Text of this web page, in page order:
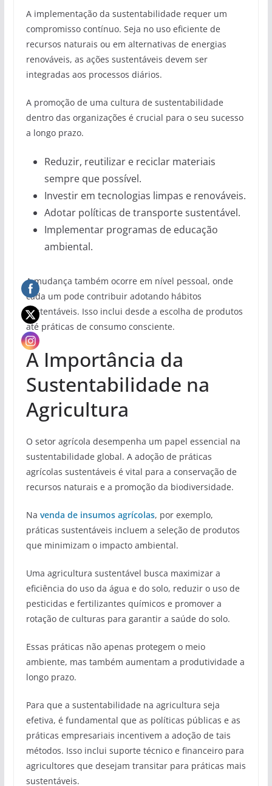
A implementação da sustentabilidade requer um
compromisso contínuo. Seja no uso eficiente de
recursos naturais ou em alternativas de energias
renováveis, as ações sustentáveis devem ser
integradas aos processos diários.
A promoção de uma cultura de sustentabilidade
dentro das organizações é crucial para o seu sucesso
a longo prazo.
Reduzir, reutilizar e reciclar materiais
sempre que possível.
Investir em tecnologias limpas e renováveis.
Adotar políticas de transporte sustentável.
Implementar programas de educação
ambiental.
A mudança também ocorre em nível pessoal, onde
cada um pode contribuir adotando hábitos
sustentáveis. Isso inclui desde a escolha de produtos
até práticas de consumo consciente.
A Importância da
Sustentabilidade na
Agricultura
O setor agrícola desempenha um papel essencial na
sustentabilidade global. A adoção de práticas
agrícolas sustentáveis é vital para a conservação de
recursos naturais e a promoção da biodiversidade.
Na venda de insumos agrícolas, por exemplo,
práticas sustentáveis incluem a seleção de produtos
que minimizam o impacto ambiental.
Uma agricultura sustentável busca maximizar a
eficiência do uso da água e do solo, reduzir o uso de
pesticidas e fertilizantes químicos e promover a
rotação de culturas para garantir a saúde do solo.
Essas práticas não apenas protegem o meio
ambiente, mas também aumentam a produtividade a
longo prazo.
Para que a sustentabilidade na agricultura seja
efetiva, é fundamental que as políticas públicas e as
práticas empresariais incentivem a adoção de tais
métodos. Isso inclui suporte técnico e financeiro para
agricultores que desejam transitar para práticas mais
sustentáveis.